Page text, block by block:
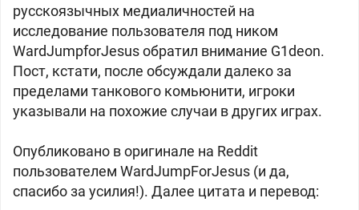
русскоязычных медиаличностей на
исследование пользователя под ником
WardJumpforJesus обратил внимание G1deon.
Пост, кстати, после обсуждали далеко за
пределами танкового комьюнити, игроки
указывали на похожие случаи в других играх.
Опубликовано в оригинале на Reddit
пользователем WardJumpForJesus (и да,
спасибо за усилия!). Далее цитата и перевод: